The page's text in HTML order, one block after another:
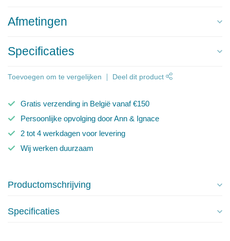
Afmetingen
Specificaties
Toevoegen om te vergelijken Deel dit product
Gratis verzending in België vanaf €150
Persoonlijke opvolging door Ann & Ignace
2 tot 4 werkdagen voor levering
Wij werken duurzaam
Productomschrijving
Specificaties